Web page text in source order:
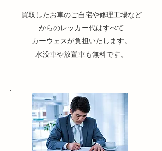
​買取したお車のご自宅や修理工場など
からのレッカー代はすべて
カーウェスが負担いたします。
​水没車や放置車も無料です。